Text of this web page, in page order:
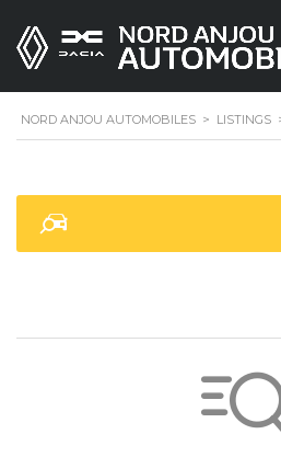
NORD ANJOU AUTOMOBILES > LISTINGS